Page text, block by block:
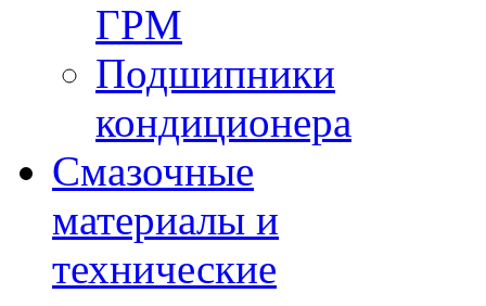
ГРМ
Подшипники
кондиционера
Смазочные
материалы и
технические